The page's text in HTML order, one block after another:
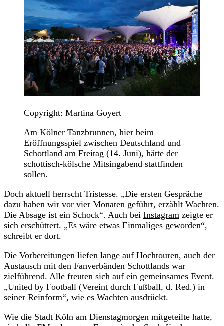
Copyright: Martina Goyert
Am Kölner Tanzbrunnen, hier beim
Eröffnungsspiel zwischen Deutschland und
Schottland am Freitag (14. Juni), hätte der
schottisch-kölsche Mitsingabend stattfinden
sollen.
Doch aktuell herrscht Tristesse. „Die ersten Gespräche
dazu haben wir vor vier Monaten geführt, erzählt Wachten.
Die Absage ist ein Schock“. Auch bei Instagram zeigte er
sich erschüttert. „Es wäre etwas Einmaliges geworden“,
schreibt er dort.
Die Vorbereitungen liefen lange auf Hochtouren, auch der
Austausch mit den Fanverbänden Schottlands war
zielführend. Alle freuten sich auf ein gemeinsames Event.
„United by Football (Vereint durch Fußball, d. Red.) in
seiner Reinform“, wie es Wachten ausdrückt.
Wie die Stadt Köln am Dienstagmorgen mitgeteilte hatte,